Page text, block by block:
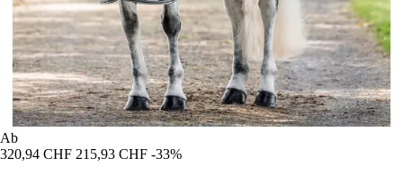
Ab
320,94 CHF 215,93 CHF -33%